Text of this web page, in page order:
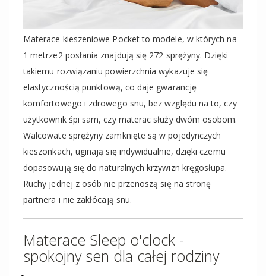
Materace kieszeniowe Pocket to modele, w których na
1 metrze2 posłania znajdują się 272 sprężyny. Dzięki
takiemu rozwiązaniu powierzchnia wykazuje się
elastycznością punktową, co daje gwarancję
komfortowego i zdrowego snu, bez względu na to, czy
użytkownik śpi sam, czy materac służy dwóm osobom.
Walcowate sprężyny zamknięte są w pojedynczych
kieszonkach, uginają się indywidualnie, dzięki czemu
dopasowują się do naturalnych krzywizn kręgosłupa.
Ruchy jednej z osób nie przenoszą się na stronę
partnera i nie zakłócają snu.
Materace Sleep o'clock -
spokojny sen dla całej rodziny